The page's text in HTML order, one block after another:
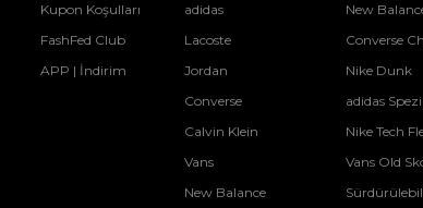
Kupon Koşulları
FashFed Club
APP | İndirim
adidas
Lacoste
Jordan
Converse
Calvin Klein
Vans
New Balance
New
Converse
Nike Dunk
adidas
Nike Tech
Vans Old